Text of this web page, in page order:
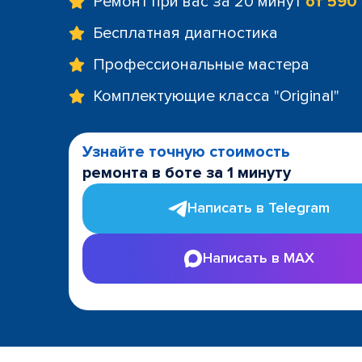
Бесплатная диагностика
Профессиональные мастера
Комплектующие класса "Original"
Узнайте точную стоимость
ремонта в боте за 1 минуту
Написать в Telegram
Написать в MAX